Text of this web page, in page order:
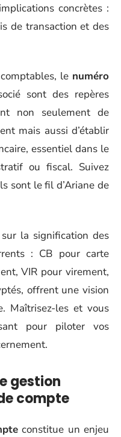
concrètes :
de transaction et des
le numéro
sont des repères
non seulement de
mais aussi d’établir
essentiel dans le
ou fiscal. Suivez
sont le fil d’Ariane de
la signification des
: CB pour carte
VIR pour virement,
offrent une vision
Maîtrisez-les et vous
pour piloter vos
gestion
compte
constitue un enjeu